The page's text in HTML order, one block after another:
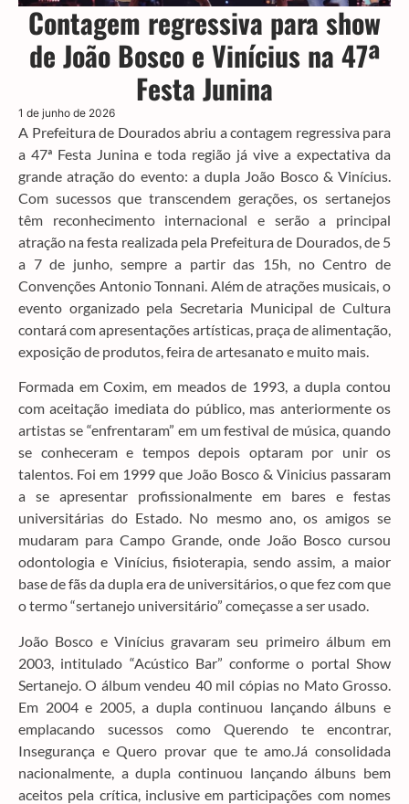
Contagem regressiva para show
de João Bosco e Vinícius na 47ª
Festa Junina
1 de junho de 2026
A Prefeitura de Dourados abriu a contagem regressiva para
a 47ª Festa Junina e toda região já vive a expectativa da
grande atração do evento: a dupla João Bosco & Vinícius.
Com sucessos que transcendem gerações, os sertanejos
têm reconhecimento internacional e serão a principal
atração na festa realizada pela Prefeitura de Dourados, de 5
a 7 de junho, sempre a partir das 15h, no Centro de
Convenções Antonio Tonnani. Além de atrações musicais, o
evento organizado pela Secretaria Municipal de Cultura
contará com apresentações artísticas, praça de alimentação,
exposição de produtos, feira de artesanato e muito mais.
Formada em Coxim, em meados de 1993, a dupla contou
com aceitação imediata do público, mas anteriormente os
artistas se “enfrentaram” em um festival de música, quando
se conheceram e tempos depois optaram por unir os
talentos. Foi em 1999 que João Bosco & Vinicius passaram
a se apresentar profissionalmente em bares e festas
universitárias do Estado. No mesmo ano, os amigos se
mudaram para Campo Grande, onde João Bosco cursou
odontologia e Vinícius, fisioterapia, sendo assim, a maior
base de fãs da dupla era de universitários, o que fez com que
o termo “sertanejo universitário” começasse a ser usado.
João Bosco e Vinícius gravaram seu primeiro álbum em
2003, intitulado “Acústico Bar” conforme o portal Show
Sertanejo. O álbum vendeu 40 mil cópias no Mato Grosso.
Em 2004 e 2005, a dupla continuou lançando álbuns e
emplacando sucessos como Querendo te encontrar,
Insegurança e Quero provar que te amo.Já consolidada
nacionalmente, a dupla continuou lançando álbuns bem
aceitos pela crítica, inclusive em participações com nomes